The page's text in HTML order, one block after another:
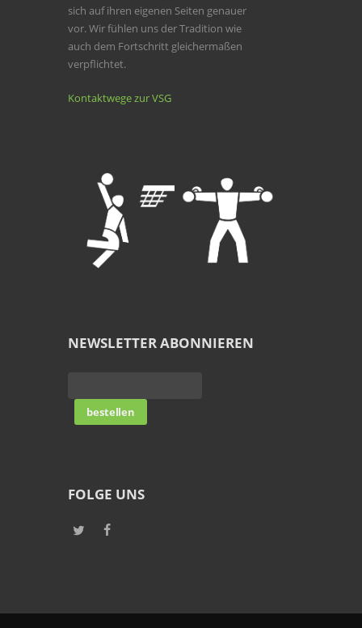
sich auf ihren eigenen Seiten genauer
vor. Wir fühlen uns der Tradition wie
auch dem Fortschritt gleichermaßen
verpflichtet.
Kontaktwege zur VSG
NEWSLETTER ABONNIEREN
FOLGE UNS